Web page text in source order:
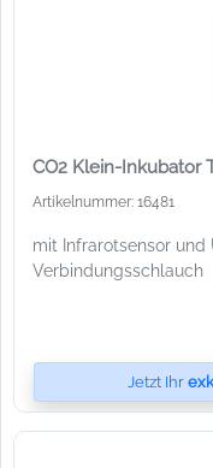
CO2 Klein-Inkubator
Artikelnummer: 16481
mit Infrarotsensor und
Verbindungsschlauch
Jetzt Ihr